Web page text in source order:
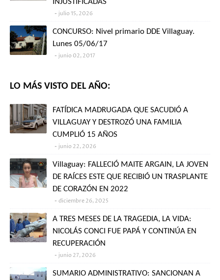
julio 15, 2026
CONCURSO: Nivel primario DDE Villaguay.
Lunes 05/06/17
junio 02, 2017
LO MÁS VISTO DEL AÑO:
FATÍDICA MADRUGADA QUE SACUDIÓ A
VILLAGUAY Y DESTROZÓ UNA FAMILIA
CUMPLIÓ 15 AÑOS
junio 22, 2026
Villaguay: FALLECIÓ MAITE ARGAIN, LA JOVEN
DE RAÍCES ESTE QUE RECIBIÓ UN TRASPLANTE
DE CORAZÓN EN 2022
diciembre 26, 2025
A TRES MESES DE LA TRAGEDIA, LA VIDA:
NICOLÁS CONCI FUE PAPÁ Y CONTINÚA EN
RECUPERACIÓN
junio 27, 2026
SUMARIO ADMINISTRATIVO: SANCIONAN A